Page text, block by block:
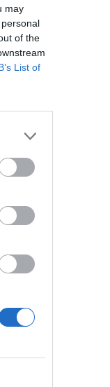
may
of the
List of
Τα
Το
H